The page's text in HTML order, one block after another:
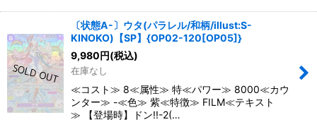
〔状態A-〕ウタ(パラレル/和柄/illust:S-
KINOKO)【SP】{OP02-120[OP05]}
9,980円(税込)
在庫なし
≪コスト≫ 8≪属性≫ 特≪パワー≫ 8000≪カウ
ンター≫ -≪色≫ 紫≪特徴≫ FILM≪テキスト
≫ 【登場時】ドン!!-2(…